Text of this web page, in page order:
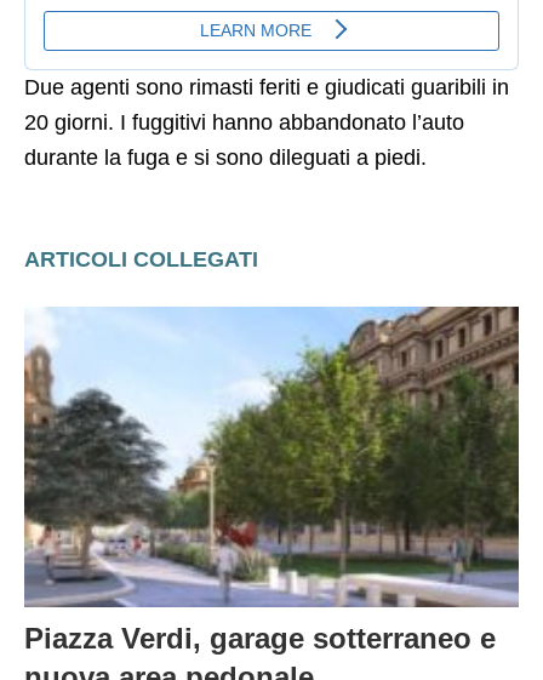
Due agenti sono rimasti feriti e giudicati guaribili in
20 giorni. I fuggitivi hanno abbandonato l’auto
durante la fuga e si sono dileguati a piedi.
ARTICOLI COLLEGATI
Piazza Verdi, garage sotterraneo e